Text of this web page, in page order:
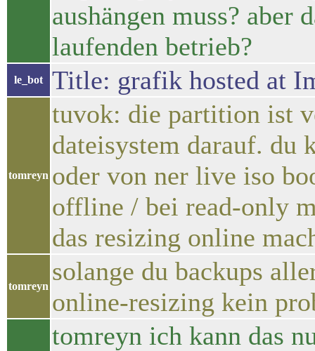
aushängen muss? aber
laufenden betrieb?
le_bot Title: grafik hosted at
tomreyn
tuvok: die partition ist
dateisystem darauf. du
oder von ner live iso
offline / bei read-only
das resizing online
tomreyn
solange du backups
online-resizing kein
tomreyn ich kann das